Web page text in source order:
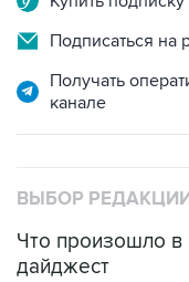
Подписаться на
Получать
канале
ВЫБОР
Что произошло в
дайджест